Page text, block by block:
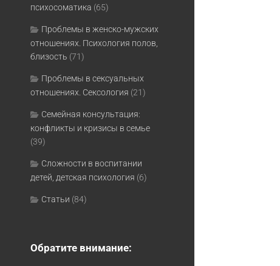
психосоматика (65)
Проблемы в женско-мужских
отношениях. Психология полов,
близость (71)
Проблемы в сексуальных
отношениях. Сексология (21)
Семейная консультация:
конфликты и кризисы в семье
(39)
Сложности в воспитании
детей, детская психология (6)
Статьи (84)
Обратите внимание: